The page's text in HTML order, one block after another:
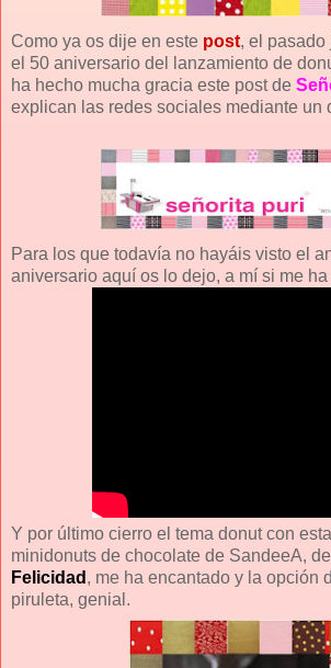
Como ya os dije en este post, el
el 50 aniversario del lanzamiento de
ha hecho mucha gracia este post de
explican las redes sociales mediante un
Para los que todavía no hayáis visto el
aniversario aquí os lo dejo, a mí si me ha
Y por último cierro el tema donut con
minidonuts de chocolate de SandeeA, de
Felicidad , me ha encantado y la opción
piruleta, genial.